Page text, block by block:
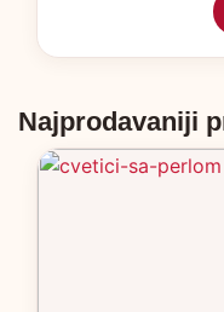
Najprodavaniji